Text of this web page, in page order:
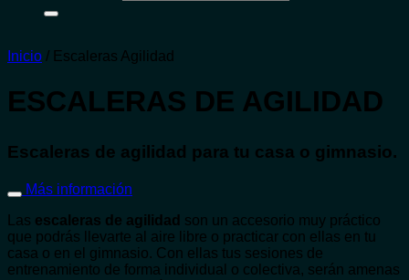
Inicio / Escaleras Agilidad
ESCALERAS DE AGILIDAD
Escaleras de agilidad para tu casa o gimnasio.
Más información
Las escaleras de agilidad son un accesorio muy práctico
que podrás llevarte al aire libre o practicar con ellas en tu
casa o en el gimnasio. Con ellas tus sesiones de
entrenamiento de forma individual o colectiva, serán amenas